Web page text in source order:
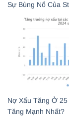
Sự Bùng Nổ Của
Nợ Xấu Tăng Ở
Tăng Mạnh Nhất?